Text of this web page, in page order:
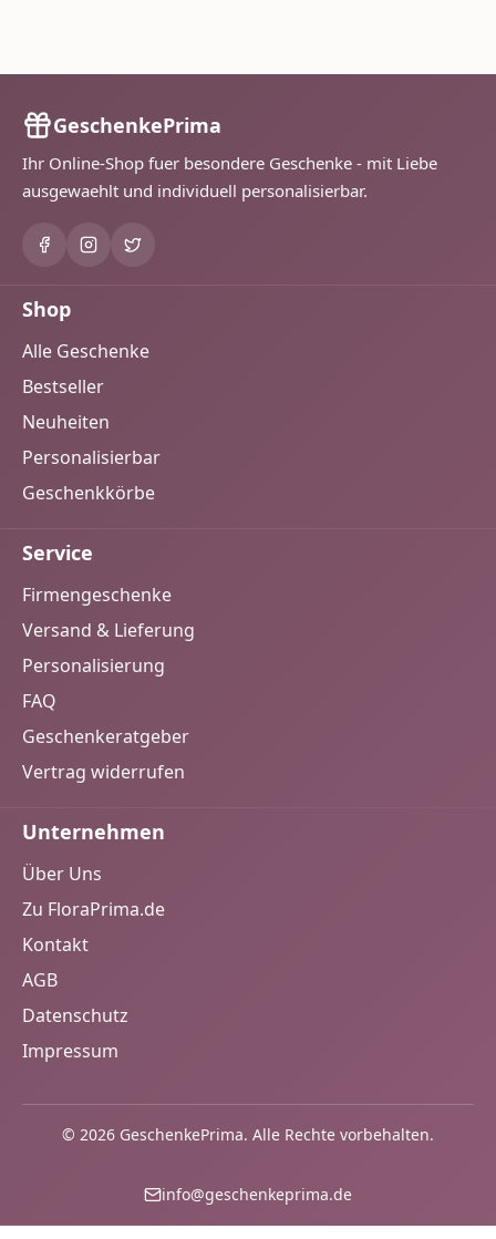
GeschenkePrima
Ihr Online-Shop fuer besondere Geschenke - mit Liebe
ausgewaehlt und individuell personalisierbar.
Shop
Alle Geschenke
Bestseller
Neuheiten
Personalisierbar
Geschenkkörbe
Service
Firmengeschenke
Versand & Lieferung
Personalisierung
FAQ
Geschenkeratgeber
Vertrag widerrufen
Unternehmen
Über Uns
Zu FloraPrima.de
Kontakt
AGB
Datenschutz
Impressum
© 2026 GeschenkePrima. Alle Rechte vorbehalten.
info@geschenkeprima.de